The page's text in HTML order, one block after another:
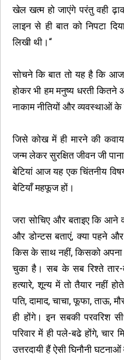
खेल खत्म हो जाएंगे परंतु वही
लाइन से ही बात को निपटा
लिखी थी।“
सोचने कि बात तो यह है कि
होकर भी हम मनुष्य धरती
नाकाम नीतियों और व्यवस्थाओं के
जिसे कोख में ही मारने की
जन्म लेकर सुरक्षित जीवन जी
बेटियां आज यह एक चिंतनीय
बेटियाँ महफूज हों।
जरा सोचिए और बताइए कि आने
और डोन्टस बताएं, क्या पहने
किस के साथ नहीं, किसको अपना
चुका है। सब के सब रिश्ते तार-
हत्यारे, शून्य में तो तैयार नहीं
पति, दामाद, चाचा, फूफा, ताऊ,
ही होंगे। इन सबकी परवरिश
परिवार में ही पले-बढे होंगे, चार
उत्तरदायी हैं ऐसी घिनौनी